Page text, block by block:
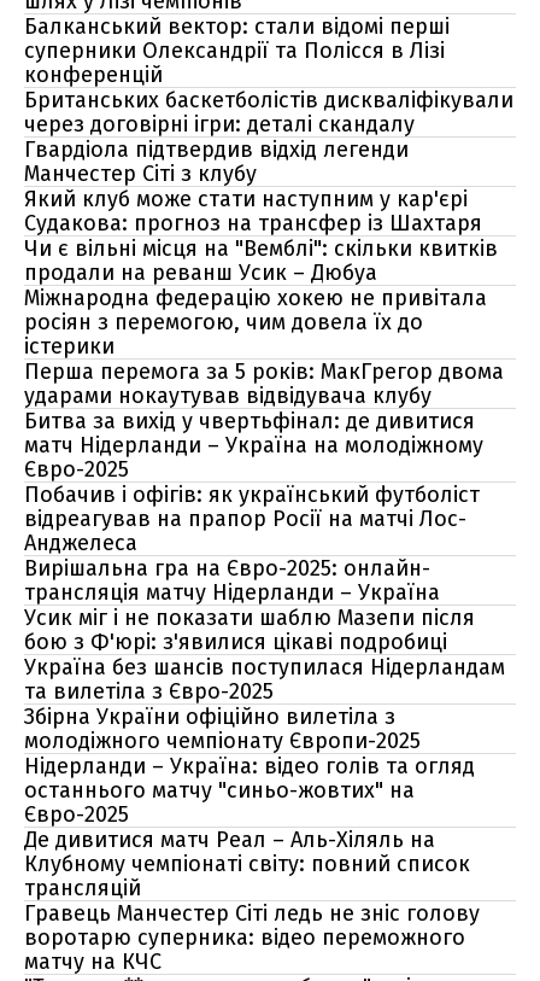
Балканський вектор: стали відомі перші
суперники Олександрії та Полісся в Лізі
конференцій
Британських баскетболістів дискваліфікували
через договірні ігри: деталі скандалу
Гвардіола підтвердив відхід легенди
Манчестер Сіті з клубу
Який клуб може стати наступним у кар'єрі
Судакова: прогноз на трансфер із Шахтаря
Чи є вільні місця на "Вемблі": скільки квитків
продали на реванш Усик – Дюбуа
Міжнародна федерацію хокею не привітала
росіян з перемогою, чим довела їх до
істерики
Перша перемога за 5 років: МакГрегор двома
ударами нокаутував відвідувача клубу
Битва за вихід у чвертьфінал: де дивитися
матч Нідерланди – Україна на молодіжному
Євро-2025
Побачив і офігів: як український футболіст
відреагував на прапор Росії на матчі Лос-
Анджелеса
Вирішальна гра на Євро-2025: онлайн-
трансляція матчу Нідерланди – Україна
Усик міг і не показати шаблю Мазепи після
бою з Ф'юрі: з'явилися цікаві подробиці
Україна без шансів поступилася Нідерландам
та вилетіла з Євро-2025
Збірна України офіційно вилетіла з
молодіжного чемпіонату Європи-2025
Нідерланди – Україна: відео голів та огляд
останнього матчу "синьо-жовтих" на
Євро-2025
Де дивитися матч Реал – Аль-Хіляль на
Клубному чемпіонаті світу: повний список
трансляцій
Гравець Манчестер Сіті ледь не зніс голову
воротарю суперника: відео переможного
матчу на КЧС